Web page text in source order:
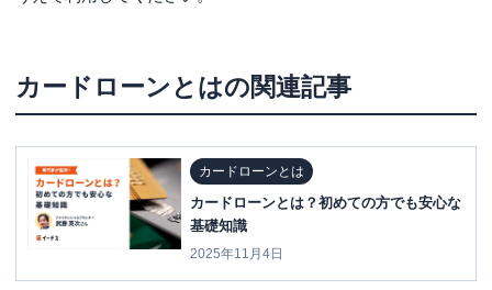
カードローンとはの関連記事
カードローンとは
カードローンとは？初めての方でも安心な
基礎知識
2025年11月4日